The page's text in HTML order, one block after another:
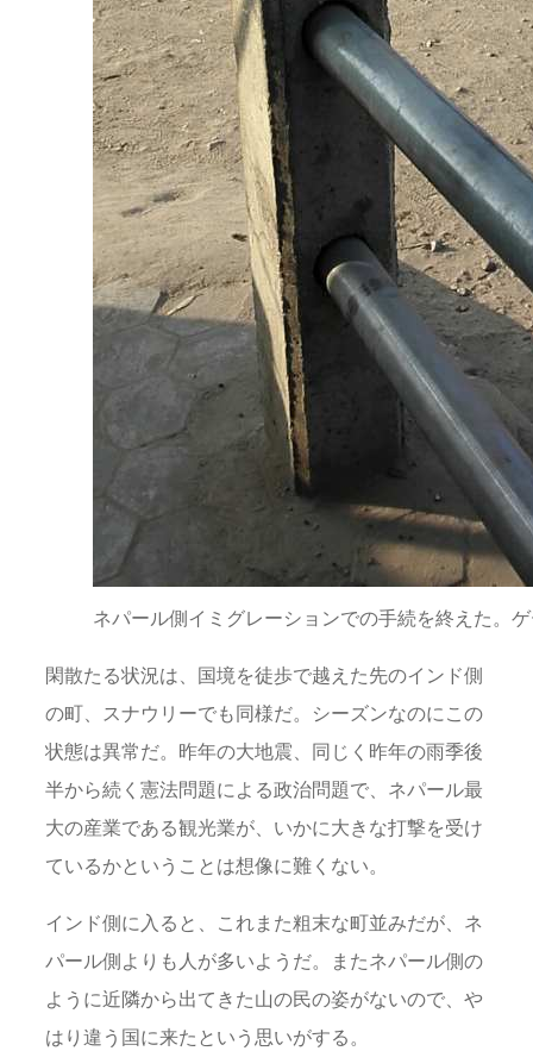
ネパール側イミグレーションでの手続を終えた。
閑散たる状況は、国境を徒歩で越えた先のインド側
の町、スナウリーでも同様だ。シーズンなのにこの
状態は異常だ。昨年の大地震、同じく昨年の雨季後
半から続く憲法問題による政治問題で、ネパール最
大の産業である観光業が、いかに大きな打撃を受け
ているかということは想像に難くない。
インド側に入ると、これまた粗末な町並みだが、ネ
パール側よりも人が多いようだ。またネパール側の
ように近隣から出てきた山の民の姿がないので、や
はり違う国に来たという思いがする。